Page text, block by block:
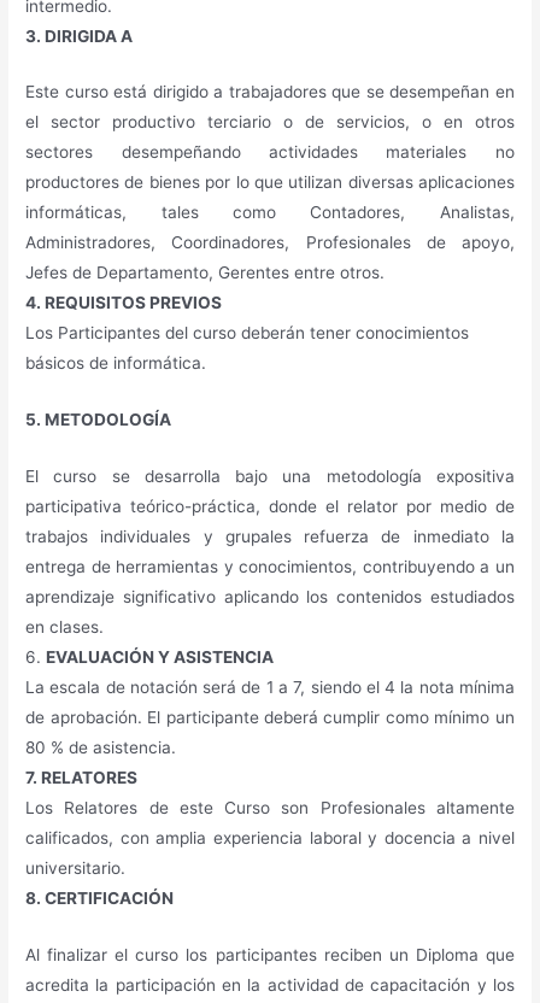
intermedio.
3. DIRIGIDA A
Este curso está dirigido a trabajadores que se desempeñan en
el sector productivo terciario o de servicios, o en otros
sectores desempeñando actividades materiales no
productores de bienes por lo que utilizan diversas aplicaciones
informáticas, tales como Contadores, Analistas,
Administradores, Coordinadores, Profesionales de apoyo,
Jefes de Departamento, Gerentes entre otros.
4. REQUISITOS PREVIOS
Los Participantes del curso deberán tener conocimientos
básicos de informática.
5. METODOLOGÍA
El curso se desarrolla bajo una metodología expositiva
participativa teórico-práctica, donde el relator por medio de
trabajos individuales y grupales refuerza de inmediato la
entrega de herramientas y conocimientos, contribuyendo a un
aprendizaje significativo aplicando los contenidos estudiados
en clases.
6.EVALUACIÓN Y ASISTENCIA
La escala de notación será de 1 a 7, siendo el 4 la nota mínima
de aprobación. El participante deberá cumplir como mínimo un
80 % de asistencia.
7. RELATORES
Los Relatores de este Curso son Profesionales altamente
calificados, con amplia experiencia laboral y docencia a nivel
universitario.
8. CERTIFICACIÓN
Al finalizar el curso los participantes reciben un Diploma que
acredita la participación en la actividad de capacitación y los